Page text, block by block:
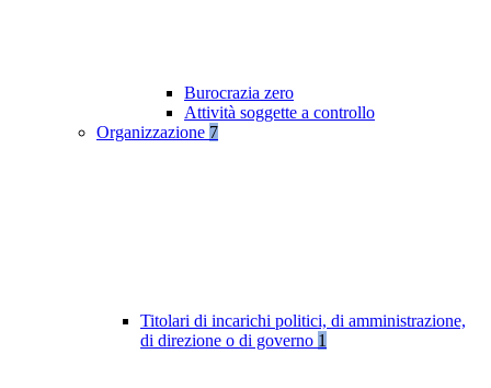
Burocrazia zero
Attività soggette a controllo
Organizzazione 7
Titolari di incarichi politici, di amministrazione,
di direzione o di governo 1